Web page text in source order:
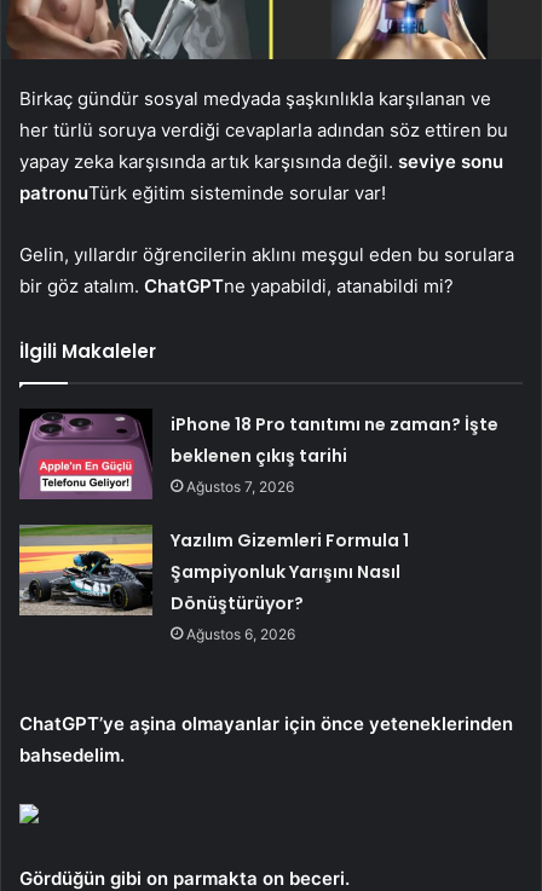
Birkaç gündür sosyal medyada şaşkınlıkla karşılanan ve
her türlü soruya verdiği cevaplarla adından söz ettiren bu
yapay zeka karşısında artık karşısında değil. seviye sonu
patronuTürk eğitim sisteminde sorular var!
Gelin, yıllardır öğrencilerin aklını meşgul eden bu sorulara
bir göz atalım. ChatGPTne yapabildi, atanabildi mi?
İlgili Makaleler
iPhone 18 Pro tanıtımı ne zaman? İşte
beklenen çıkış tarihi
Ağustos 7, 2026
Yazılım Gizemleri Formula 1
Şampiyonluk Yarışını Nasıl
Dönüştürüyor?
Ağustos 6, 2026
ChatGPT’ye aşina olmayanlar için önce yeteneklerinden
bahsedelim.
Gördüğün gibi on parmakta on beceri.